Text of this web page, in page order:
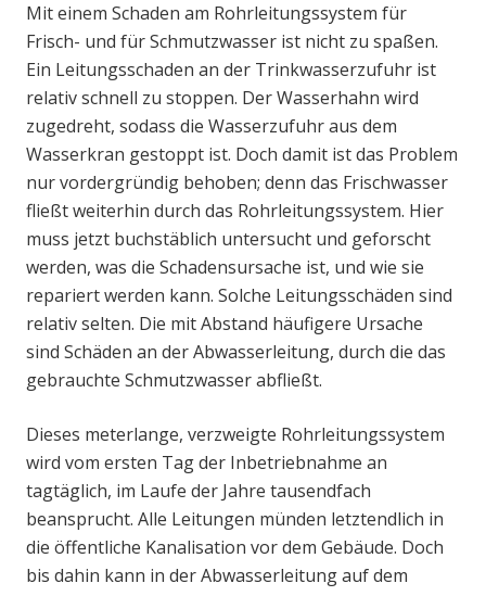
Mit einem Schaden am Rohrleitungssystem für
Frisch- und für Schmutzwasser ist nicht zu spaßen.
Ein Leitungsschaden an der Trinkwasserzufuhr ist
relativ schnell zu stoppen. Der Wasserhahn wird
zugedreht, sodass die Wasserzufuhr aus dem
Wasserkran gestoppt ist. Doch damit ist das Problem
nur vordergründig behoben; denn das Frischwasser
fließt weiterhin durch das Rohrleitungssystem. Hier
muss jetzt buchstäblich untersucht und geforscht
werden, was die Schadensursache ist, und wie sie
repariert werden kann. Solche Leitungsschäden sind
relativ selten. Die mit Abstand häufigere Ursache
sind Schäden an der Abwasserleitung, durch die das
gebrauchte Schmutzwasser abfließt.
Dieses meterlange, verzweigte Rohrleitungssystem
wird vom ersten Tag der Inbetriebnahme an
tagtäglich, im Laufe der Jahre tausendfach
beansprucht. Alle Leitungen münden letztendlich in
die öffentliche Kanalisation vor dem Gebäude. Doch
bis dahin kann in der Abwasserleitung auf dem